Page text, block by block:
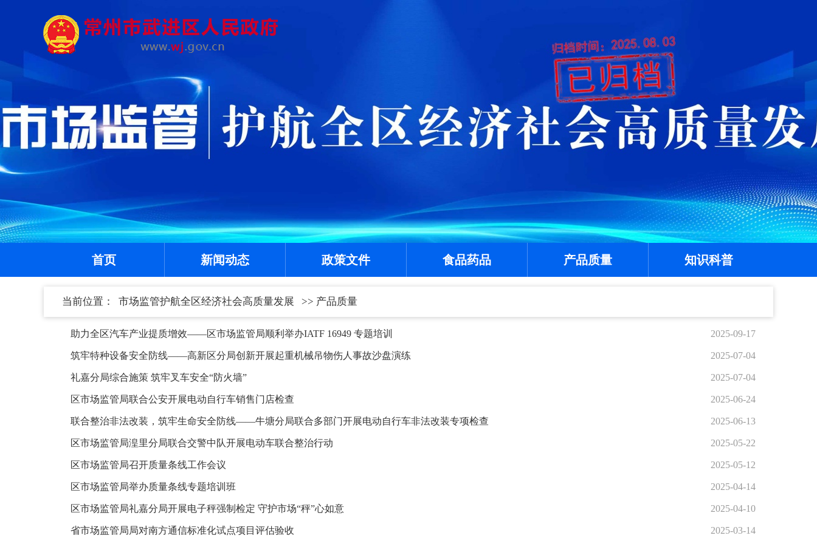
首页 新闻动态 政策文件 食品药品 产品质量 知识科普
当前位置： 市场监管护航全区经济社会高质量发展 >> 产品质量
助力全区汽车产业提质增效——区市场监管局顺利举办IATF 16949 专题培训 2025-09-17
筑牢特种设备安全防线——高新区分局创新开展起重机械吊物伤人事故沙盘演练​ 2025-07-04
礼嘉分局综合施策 筑牢叉车安全“防火墙” 2025-07-04
区市场监管局联合公安开展电动自行车销售门店检查 2025-06-24
联合整治非法改装，筑牢生命安全防线——牛塘分局联合多部门开展电动自行车非法改装专项检查 2025-06-13
区市场监管局湟里分局联合交警中队开展电动车联合整治行动 2025-05-22
区市场监管局召开质量条线工作会议 2025-05-12
区市场监管局举办质量条线专题培训班 2025-04-14
区市场监管局礼嘉分局开展电子秤强制检定 守护市场“秤”心如意 2025-04-10
省市场监管局局对南方通信标准化试点项目评估验收 2025-03-14